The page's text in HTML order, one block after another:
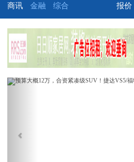
商讯 金融 综合 报价
Previous